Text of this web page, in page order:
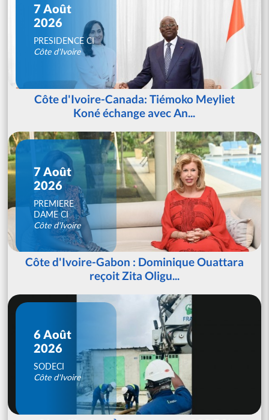
7 Août
2026
PRESIDENCE CI
Côte d'Ivoire
Côte d'Ivoire-Canada: Tiémoko Meyliet
Koné échange avec An...
7 Août
2026
PREMIERE
DAME CI
Côte d'Ivoire
Côte d'Ivoire-Gabon : Dominique Ouattara
reçoit Zita Oligu...
6 Août
2026
SODECI
Côte d'Ivoire